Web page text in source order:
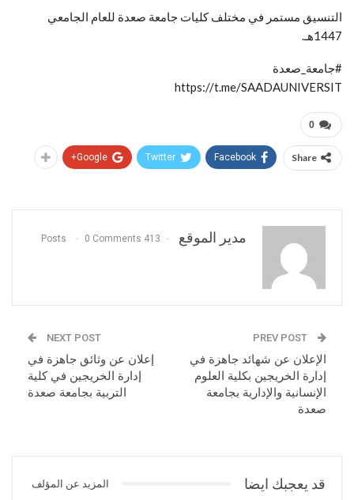
التنسيق مستمر في مختلف كليات جامعة صعدة للعام الجامعي
1447هـ.
#جامعة_صعدة
https://t.me/SAADAUNIVERSIT
0
Share
Facebook
Twitter
Google+
مدير الموقع 413 Posts
0 Comments
الإعلان عن شهائد جاهزة في
إدارة الخريجين بكلية العلوم
الإنسانية والإدارية بجامعة
صعدة
NEXT POST
إعلان عن وثائق جاهزة في
إدارة الخريجين في كلية
التربية بجامعة صعدة
قد يعجبك ايضا المزيد عن المؤلف